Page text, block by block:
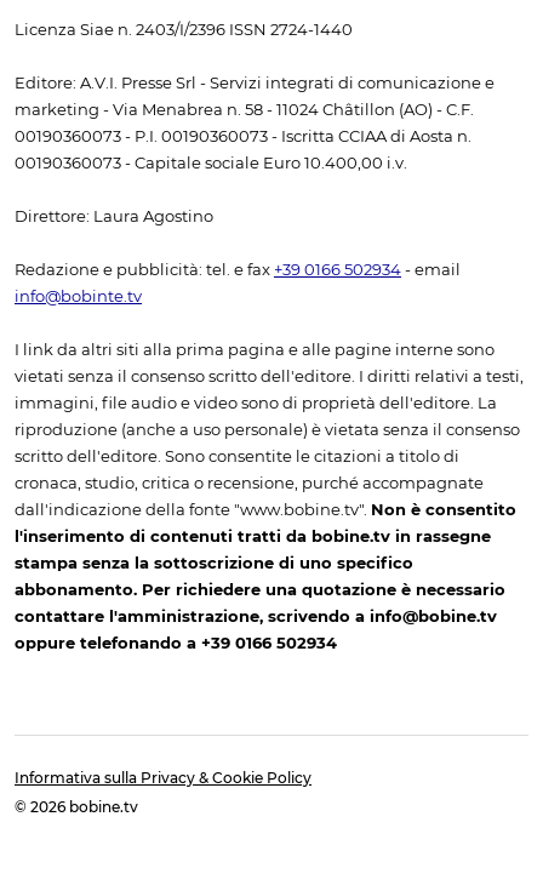
Licenza Siae n. 2403/I/2396 ISSN 2724-1440
Editore: A.V.I. Presse Srl - Servizi integrati di comunicazione e
marketing - Via Menabrea n. 58 - 11024 Châtillon (AO) - C.F.
00190360073 - P.I. 00190360073 - Iscritta CCIAA di Aosta n.
00190360073 - Capitale sociale Euro 10.400,00 i.v.
Direttore: Laura Agostino
Redazione e pubblicità: tel. e fax +39 0166 502934 - email
info@bobinte.tv
I link da altri siti alla prima pagina e alle pagine interne sono
vietati senza il consenso scritto dell'editore. I diritti relativi a testi,
immagini, file audio e video sono di proprietà dell'editore. La
riproduzione (anche a uso personale) è vietata senza il consenso
scritto dell'editore. Sono consentite le citazioni a titolo di
cronaca, studio, critica o recensione, purché accompagnate
dall'indicazione della fonte "www.bobine.tv". Non è consentito
l'inserimento di contenuti tratti da bobine.tv in rassegne
stampa senza la sottoscrizione di uno specifico
abbonamento. Per richiedere una quotazione è necessario
contattare l'amministrazione, scrivendo a info@bobine.tv
oppure telefonando a +39 0166 502934
Informativa sulla Privacy & Cookie Policy
© 2026 bobine.tv